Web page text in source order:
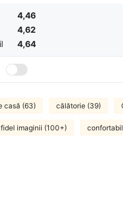
4,46
4,62
4,64
casă (63) călătorie (39)
fidel imaginii (100+)